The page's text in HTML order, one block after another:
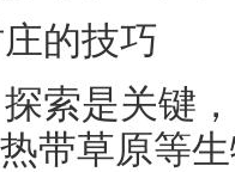
的技巧
索是关键
带草原等